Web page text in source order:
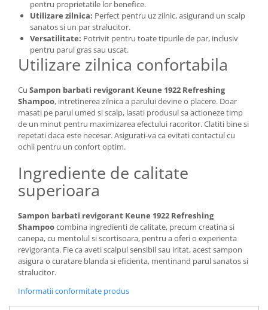
pentru proprietatile lor benefice.
Utilizare zilnica: Perfect pentru uz zilnic, asigurand un scalp
sanatos si un par stralucitor.
Versatilitate: Potrivit pentru toate tipurile de par, inclusiv
pentru parul gras sau uscat.
Utilizare zilnica confortabila
Cu Sampon barbati revigorant Keune 1922 Refreshing
Shampoo, intretinerea zilnica a parului devine o placere. Doar
masati pe parul umed si scalp, lasati produsul sa actioneze timp
de un minut pentru maximizarea efectului racoritor. Clatiti bine si
repetati daca este necesar. Asigurati-va ca evitati contactul cu
ochii pentru un confort optim.
Ingrediente de calitate
superioara
Sampon barbati revigorant Keune 1922 Refreshing
Shampoocombina ingredienti de calitate, precum creatina si
canepa, cu mentolul si scortisoara, pentru a oferi o experienta
revigoranta. Fie ca aveti scalpul sensibil sau iritat, acest sampon
asigura o curatare blanda si eficienta, mentinand parul sanatos si
stralucitor.
Informatii conformitate produs